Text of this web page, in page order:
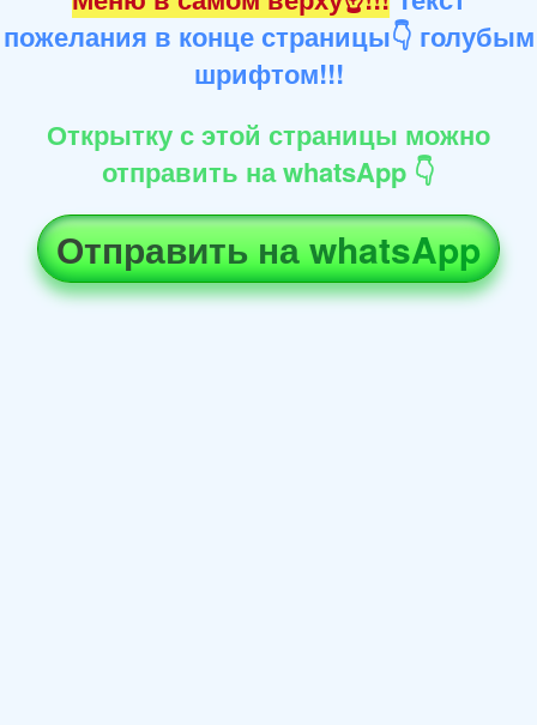
пожелания в конце страницы👇 голубым
шрифтом!!!
Открытку с этой страницы можно
отправить на whatsApp 👇
Отправить на whatsApp